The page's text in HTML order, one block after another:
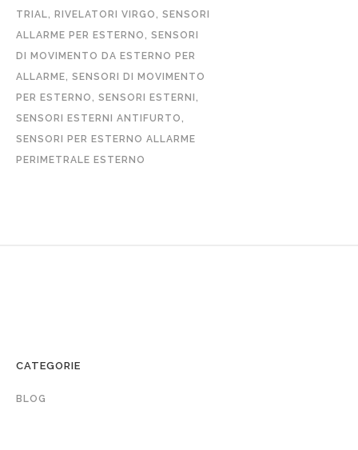
TRIAL, RIVELATORI VIRGO, SENSORI
ALLARME PER ESTERNO, SENSORI
DI MOVIMENTO DA ESTERNO PER
ALLARME, SENSORI DI MOVIMENTO
PER ESTERNO, SENSORI ESTERNI ,
SENSORI ESTERNI ANTIFURTO,
SENSORI PER ESTERNO ALLARME
PERIMETRALE ESTERNO
CATEGORIE
BLOG